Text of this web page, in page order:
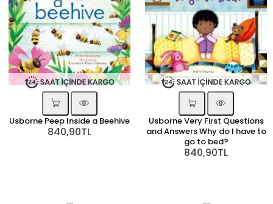
Usborne Peep Inside a Beehive
840,90TL
Usborne Very First Questions
and Answers Why do I have to
go to bed?
840,90TL